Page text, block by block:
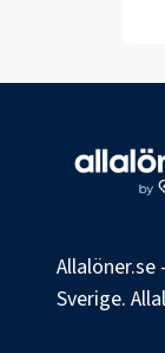
Sverige.